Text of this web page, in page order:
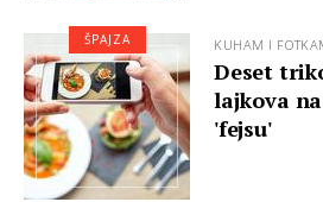
KUHAM I
Deset
lajkova
'fejsu'
ŠPAJZA